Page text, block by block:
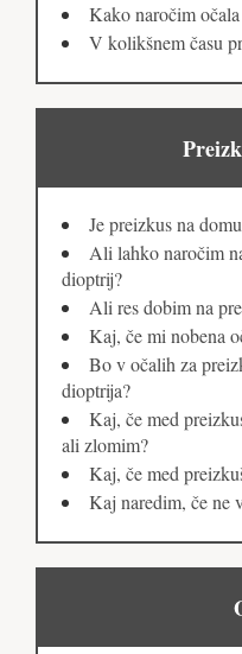
Kako naročim
V kolikšnem času
Je preizkus na
Ali lahko naročim
dioptrij?
Ali res dobim na
Kaj, če mi nobena
Bo v očalih za
dioptrija?
Kaj, če med
ali zlomim?
Kaj, če med
Kaj naredim, če ne